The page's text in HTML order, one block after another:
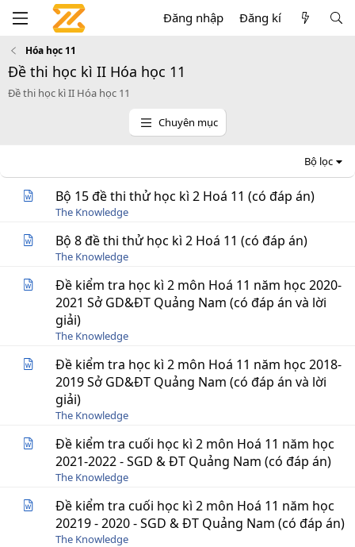
Đăng nhập Đăng kí
Hóa học 11
Đề thi học kì II Hóa học 11
Đề thi học kì II Hóa học 11
Chuyên mục
Bộ lọc
Bộ 15 đề thi thử học kì 2 Hoá 11 (có đáp án)
The Knowledge
Bộ 8 đề thi thử học kì 2 Hoá 11 (có đáp án)
The Knowledge
Đề kiểm tra học kì 2 môn Hoá 11 năm học 2020-
2021 Sở GD&ĐT Quảng Nam (có đáp án và lời
giải)
The Knowledge
Đề kiểm tra học kì 2 môn Hoá 11 năm học 2018-
2019 Sở GD&ĐT Quảng Nam (có đáp án và lời
giải)
The Knowledge
Đề kiểm tra cuối học kì 2 môn Hoá 11 năm học
2021-2022 - SGD & ĐT Quảng Nam (có đáp án)
The Knowledge
Đề kiểm tra cuối học kì 2 môn Hoá 11 năm học
20219 - 2020 - SGD & ĐT Quảng Nam (có đáp án)
The Knowledge